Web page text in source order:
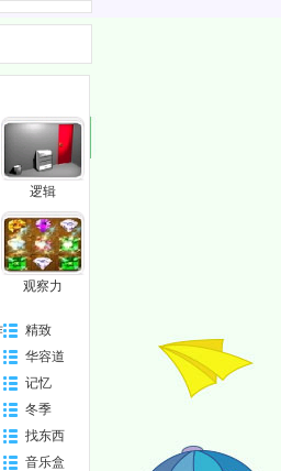
逻辑
观察力
精致
华容道
记忆
冬季
找东西
音乐盒